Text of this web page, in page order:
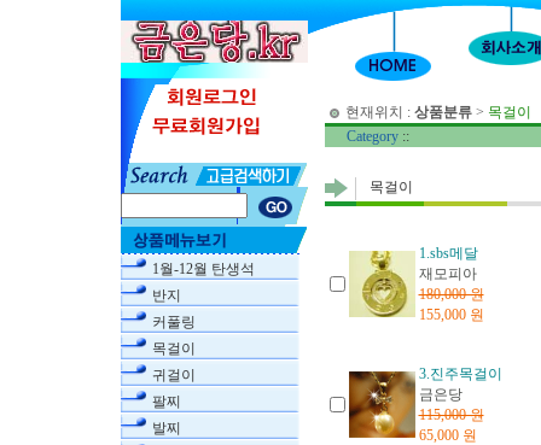
1월-12월 탄생석
반지
커풀링
목걸이
귀걸이
팔찌
발찌
현재위치 : 상품분류> 목걸이
Category::
목걸이
1.sbs메달
재모피아
180,000 원
155,000 원
3.진주목걸이
금은당
115,000 원
65,000 원